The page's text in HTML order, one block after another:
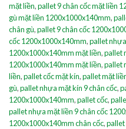
mặt liền,pallet 9 chân cốc mặt liền
gù mặt liền 1200x1000x140mm,
chân gù,pallet 9 chân cốc
cốc 1200x1000x140mm,pallet
1200x1000x140mm mặt liền,pallet
1200x1000x140mm mặt liền,pallet
liền,pallet cốc mặt kín,pallet mặt
gù,pallet nhựa mặt kín 9 chân cốc,
1200x1000x140mm,pallet cốc,
pallet nhựa mặt liền 9 chân cốc
1200x1000x140mm chân cốc,pallet